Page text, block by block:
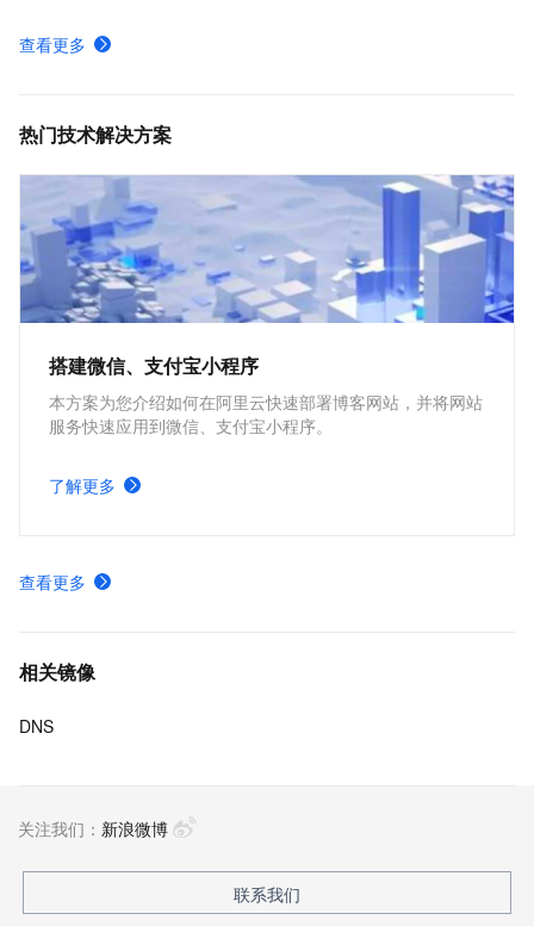
域名解析服务无中断迁移流程-云解析DNS-阿里云
公网权威域名解析管理-公网权威解析-云解析DNS-阿里云
查看更多
热门技术解决方案
搭建微信、支付宝小程序
本方案为您介绍如何在阿里云快速部署博客网站，并将网站
服务快速应用到微信、支付宝小程序。
了解更多
查看更多
相关镜像
DNS
关注我们： 新浪微博
联系我们